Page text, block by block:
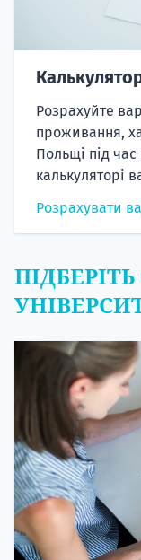
Розрахуйте
проживання,
Польщі під
калькуляторі
Розрахувати